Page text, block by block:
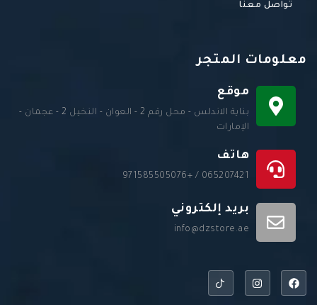
تواصل معنا
معلومات المتجر
موقع
بناية الاندلس - محل رقم 2 - العوان - النخيل 2 - عجمان -
الإمارات
هاتف
065207421 / +971585505076
بريد إلكتروني
info@dzstore.ae